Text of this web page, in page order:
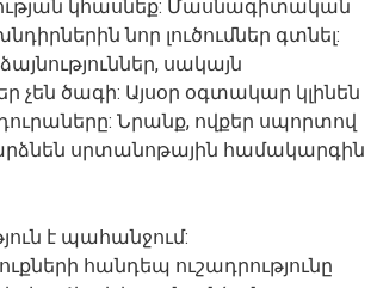
կհասնեք: Մասնագիտական
նոր լուծումներ գտնել:
սակայն
չեն ծագի: Այսօր օգտակար կլինեն
Նրանք, ովքեր սպորտով
սրտանոթային համակարգին
է պահանջում:
հանդեպ ուշադրությունը